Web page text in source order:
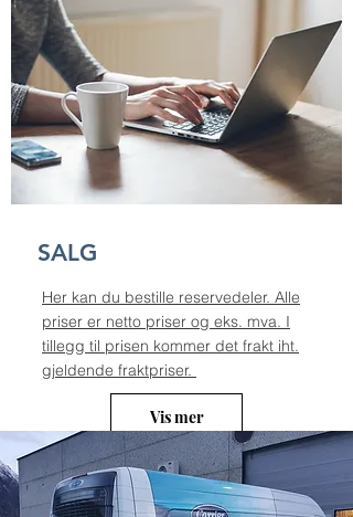
Her kan du bestille reservedeler. Alle
priser er netto priser og eks. mva. I
tillegg til prisen kommer det frakt iht.
gjeldende fraktpriser.
SALG
Vis mer